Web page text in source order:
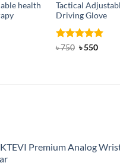
health
Tactical
Driving Glove
Rated5
৳750 Original
৳550
Premium Analog